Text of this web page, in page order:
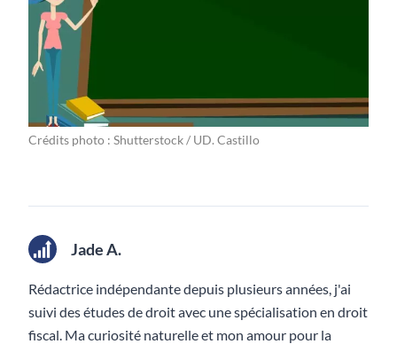
Crédits photo : Shutterstock / UD. Castillo
Jade A.
Rédactrice indépendante depuis plusieurs années, j'ai
suivi des études de droit avec une spécialisation en droit
fiscal. Ma curiosité naturelle et mon amour pour la